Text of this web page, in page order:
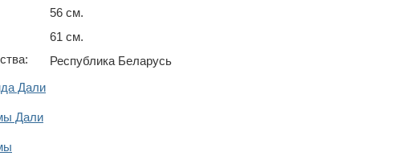
56 см.
61 см.
Республика Беларусь
Дали
Дали